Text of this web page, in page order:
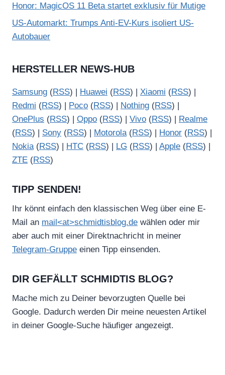
Honor: MagicOS 11 Beta startet exklusiv für Mutige
US-Automarkt: Trumps Anti-EV-Kurs isoliert US-
Autobauer
HERSTELLER NEWS-HUB
Samsung (RSS) | Huawei (RSS) | Xiaomi (RSS) |
Redmi (RSS) | Poco (RSS) | Nothing (RSS) |
OnePlus (RSS) | Oppo (RSS) | Vivo (RSS) |
Realme
(RSS) | Sony (RSS) | Motorola(RSS) | Honor (RSS) |
Nokia(RSS) | HTC (RSS) | LG (RSS) | Apple (RSS) |
ZTE (RSS)
TIPP SENDEN!
Ihr könnt einfach den klassischen Weg über eine E-
Mail an mail<at>schmidtisblog.de wählen oder mir
aber auch mit einer Direktnachricht in meiner
Telegram-Gruppe einen Tipp einsenden.
DIR GEFÄLLT SCHMIDTIS BLOG?
Mache mich zu Deiner bevorzugten Quelle bei
Google. Dadurch werden Dir meine neuesten Artikel
in deiner Google-Suche häufiger angezeigt.